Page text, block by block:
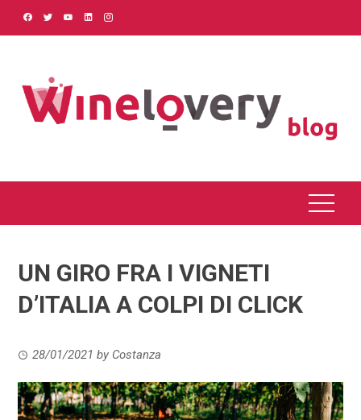
UN GIRO FRA I VIGNETI
D’ITALIA A COLPI DI CLICK
28/01/2021 by Costanza